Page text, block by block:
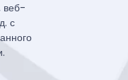
веб-
с